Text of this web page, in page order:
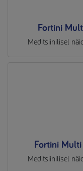
Fortini
Meditsiinilisel
Fortini
Meditsiinilisel